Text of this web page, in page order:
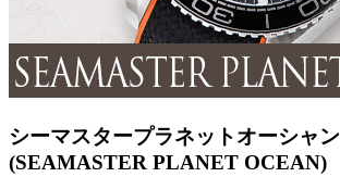
シーマスタープラネットオーシャン
(SEAMASTER PLANET OCEAN)